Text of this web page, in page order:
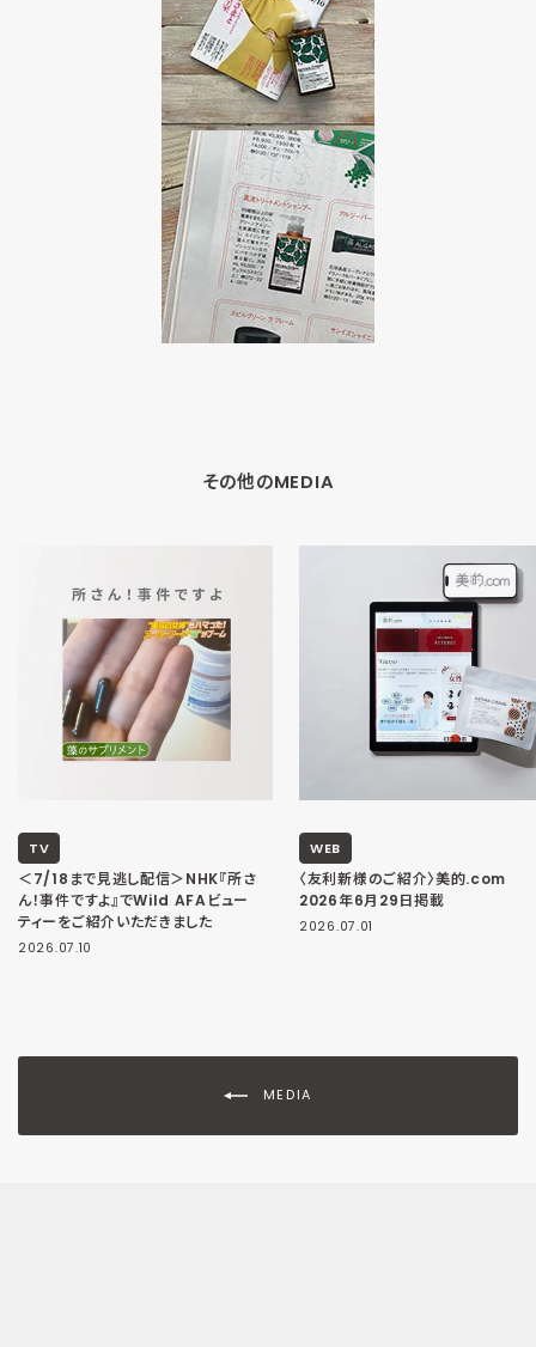
その他のMEDIA
TV
＜7/18まで見逃し配信＞NHK『所さ
ん！事件ですよ』でWild AFAビュー
ティーをご紹介いただきました
2026.07.10
WEB
〈友利新様のご紹介〉美的.com
2026年6月29日掲載
2026.07.01
MEDIA